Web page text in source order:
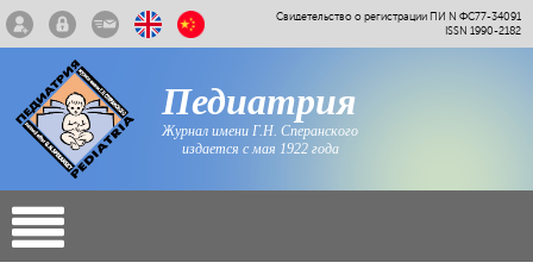
Свидетельство о регистрации ПИ N ФС77-34091
ISSN 1990-2182
Педиатрия
Журнал имени Г.Н. Сперанского
издается с мая 1922 года